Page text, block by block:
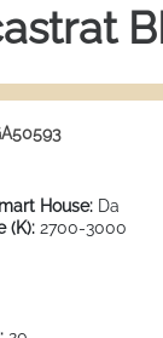
House: Da
(K): 2700-3000